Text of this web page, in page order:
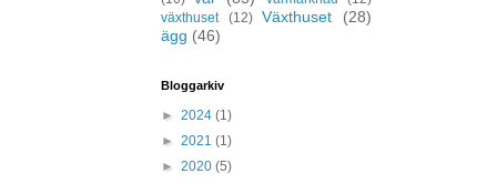
växthuset
(12) Växthuset
(28)
ägg (46)
Bloggarkiv
► 2024 (1)
► 2021 (1)
► 2020 (5)